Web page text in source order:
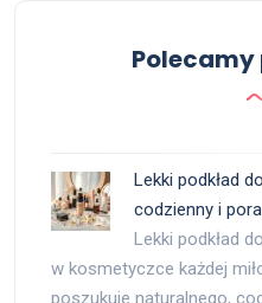
Lekki podkład
codzienny i
Lekki podkład
w kosmetyczce każdej
poszukuje naturalnego,